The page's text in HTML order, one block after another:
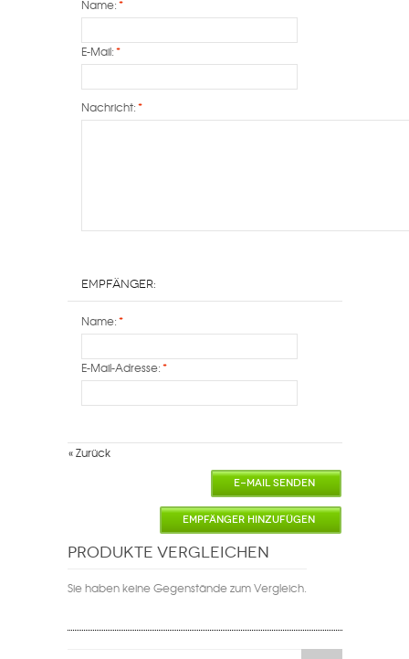
*
Name:
*
E-Mail:
*
Nachricht:
Empfänger:
*
Name:
*
E-Mail-Adresse:
«Zurück
E-MAIL SENDEN
EMPFÄNGER HINZUFÜGEN
PRODUKTE VERGLEICHEN
Sie haben keine Gegenstände zum Vergleich.